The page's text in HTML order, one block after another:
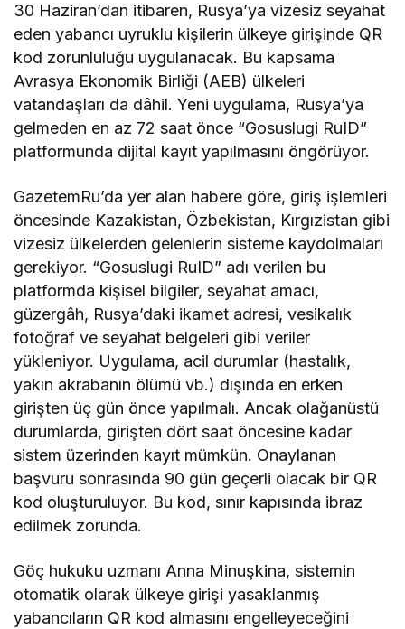
30 Haziran’dan itibaren, Rusya’ya vizesiz seyahat
eden yabancı uyruklu kişilerin ülkeye girişinde QR
kod zorunluluğu uygulanacak. Bu kapsama
Avrasya Ekonomik Birliği (AEB) ülkeleri
vatandaşları da dâhil. Yeni uygulama, Rusya’ya
gelmeden en az 72 saat önce “Gosuslugi RuID”
platformunda dijital kayıt yapılmasını öngörüyor.
GazetemRu’da yer alan habere göre, giriş işlemleri
öncesinde Kazakistan, Özbekistan, Kırgızistan gibi
vizesiz ülkelerden gelenlerin sisteme kaydolmaları
gerekiyor. “Gosuslugi RuID” adı verilen bu
platformda kişisel bilgiler, seyahat amacı,
güzergâh, Rusya’daki ikamet adresi, vesikalık
fotoğraf ve seyahat belgeleri gibi veriler
yükleniyor. Uygulama, acil durumlar (hastalık,
yakın akrabanın ölümü vb.) dışında en erken
girişten üç gün önce yapılmalı. Ancak olağanüstü
durumlarda, girişten dört saat öncesine kadar
sistem üzerinden kayıt mümkün. Onaylanan
başvuru sonrasında 90 gün geçerli olacak bir QR
kod oluşturuluyor. Bu kod, sınır kapısında ibraz
edilmek zorunda.
Göç hukuku uzmanı Anna Minuşkina, sistemin
otomatik olarak ülkeye girişi yasaklanmış
yabancıların QR kod almasını engelleyeceğini